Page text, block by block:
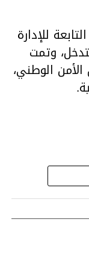
للإدارة
وتمت
الوطني،